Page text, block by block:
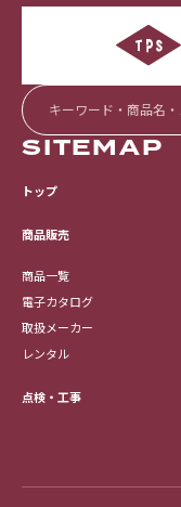
SITEMAP
トップ
商品販売
商品一覧
電子カタログ
取扱メーカー
レンタル
点検・工事